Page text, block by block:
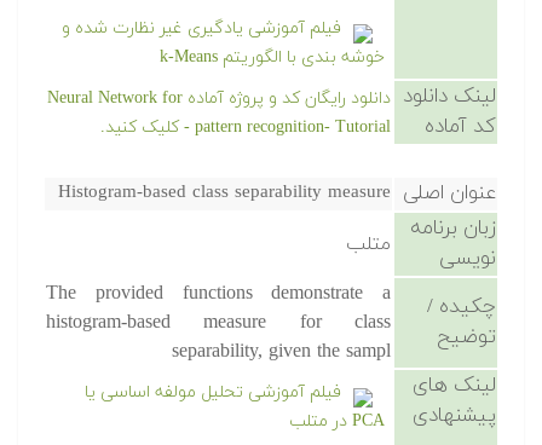
فیلم آموزشی یادگیری غیر نظارت شده و
خوشه بندی با الگوریتم k-Means
لینک دانلود
کد آماده
دانلود رایگان کد و پروژه آماده Neural Network for
pattern recognition- Tutorial - کلیک کنید.
عنوان اصلی Histogram-based class separability measure
زبان برنامه
نویسی
متلب
چکیده /
توضیح
The provided functions demonstrate a
histogram-based measure for class
separability, given the sampl
لینک های
پیشنهادی
فیلم آموزشی تحلیل مولفه اساسی یا
PCA در متلب